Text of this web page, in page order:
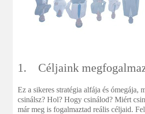
1. Céljaink
Ez a sikeres stratégia alfája és
csinálsz? Hol? Hogy csinálod? Miért
már meg is fogalmaztad reális céljaid.